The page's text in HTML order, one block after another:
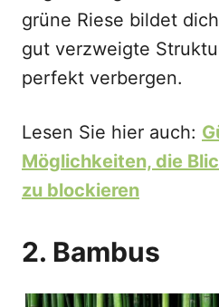
grüne Riese bildet
gut verzweigte
perfekt verbergen.
Lesen Sie hier auch:
Möglichkeiten, die
zu blockieren
2. Bambus